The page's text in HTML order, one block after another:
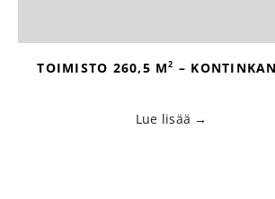
TOIMISTO 260,5 M2 –
Lue lisää